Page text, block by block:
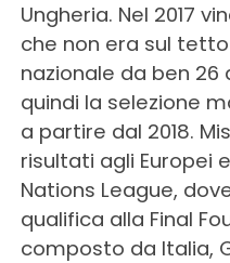
Ungheria. Nel 2017
che non era sul
nazionale da ben 26
quindi la selezione
a partire dal 2018.
risultati agli Europei
Nations League,
qualifica alla Final
composto da Italia,